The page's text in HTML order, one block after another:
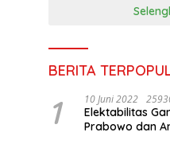
BERITA
1 10 Juni 2022
Elektabilitas
Prabowo dan